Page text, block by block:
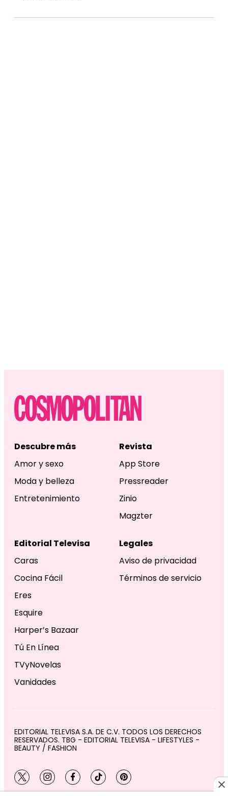
Descubre más
Amor y sexo
Moda y belleza
Entretenimiento
Revista
App Store
Pressreader
Zinio
Magzter
Editorial Televisa
Caras
Cocina Fácil
Eres
Esquire
Harper’s Bazaar
Tú En Línea
TVyNovelas
Vanidades
Legales
Aviso de privacidad
Términos de servicio
EDITORIAL TELEVISA S.A. DE C.V. TODOS LOS DERECHOS
RESERVADOS. TBG - EDITORIAL TELEVISA - LIFESTYLES -
BEAUTY / FASHION
twitterinstagram
facebooktiktokpinterest